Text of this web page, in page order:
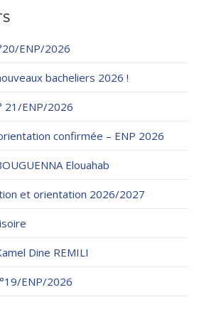
ENP/2026
bacheliers 2026 !
21/ENP/2026
confirmée – ENP 2026
Elouahab
et orientation 2026/2027
Dine REMILI
ENP/2026